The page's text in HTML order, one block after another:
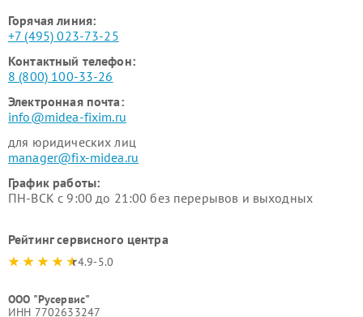
Горячая линия:
+7 (495) 023-73-25
Контактный телефон:
8 (800) 100-33-26
Электронная почта:
info@midea-fixim.ru
для юридических лиц
manager@fix-midea.ru
График работы:
ПН-ВСК с 9:00 до 21:00 без перерывов и выходных
Рейтинг сервисного центра
4.9-5.0
ООО "Русервис"
ИНН 7702633247